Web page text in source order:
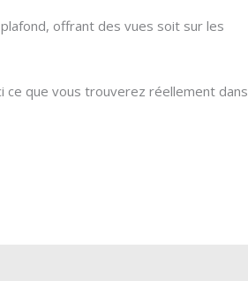
offrant des vues soit sur les
ce que vous trouverez réellement dans